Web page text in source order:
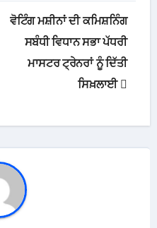
ਵੋਟਿੰਗ ਮਸ਼ੀਨਾਂ ਦੀ ਕਮਿਸ਼ਨਿੰਗ
ਸਬੰਧੀ ਵਿਧਾਨ ਸਭਾ ਪੱਧਰੀ
ਮਾਸਟਰ ਟ੍ਰੇਨਰਾਂ ਨੂੰ ਦਿੱਤੀ
ਸਿਖ਼ਲਾਈ